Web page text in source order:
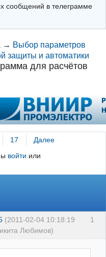
сообщений в телеграмме
→ Выбор параметров
защиты и автоматики
для расчётов
17
Далее
войти или
1
(2011-02-04 10:18:19
Любимов)